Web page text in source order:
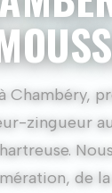
Chambéry,
zingueur
de